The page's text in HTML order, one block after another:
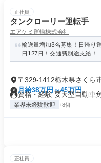
正社員
タンクローリー運転手
エアケミ運輸株式会社
輸送量増加3名募集！日帰り
日127日！交通費別途支給！
〒329-1412栃木県さくら
月給38万円～45万円
資格・経験 要大型自動車
業界未経験歓迎 +8個
正社員